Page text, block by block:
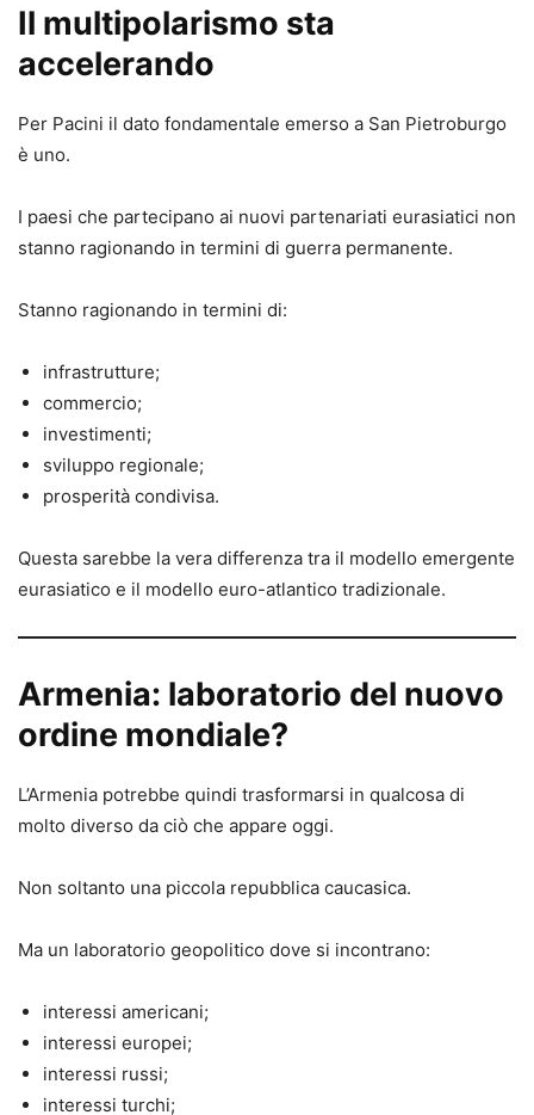
Il multipolarismo sta
accelerando
Per Pacini il dato fondamentale emerso a San Pietroburgo
è uno.
I paesi che partecipano ai nuovi partenariati eurasiatici non
stanno ragionando in termini di guerra permanente.
Stanno ragionando in termini di:
infrastrutture;
commercio;
investimenti;
sviluppo regionale;
prosperità condivisa.
Questa sarebbe la vera differenza tra il modello emergente
eurasiatico e il modello euro-atlantico tradizionale.
Armenia: laboratorio del nuovo
ordine mondiale?
L’Armenia potrebbe quindi trasformarsi in qualcosa di
molto diverso da ciò che appare oggi.
Non soltanto una piccola repubblica caucasica.
Ma un laboratorio geopolitico dove si incontrano:
interessi americani;
interessi europei;
interessi russi;
interessi turchi;